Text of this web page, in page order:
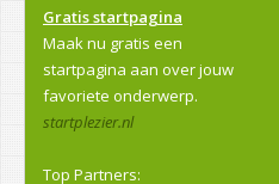
Gratis startpagina
Maak nu gratis een
startpagina aan over jouw
favoriete onderwerp.
startplezier.nl
Top Partners: